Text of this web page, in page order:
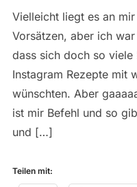
Vielleicht liegt es an
Vorsätzen, aber ich
dass sich doch so
Instagram Rezepte mit
wünschten. Aber
ist mir Befehl und so
und […]
Teilen mit: